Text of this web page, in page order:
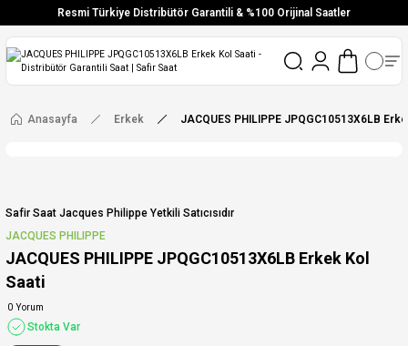
Resmi Türkiye Distribütör Garantili & %100 Orijinal Saatler
Vade Farksız 6 Taksit
Aynı Gün Stoktan Gönderim
Ücretsiz Kargo
Anasayfa Erkek JACQUES PHILIPPE JPQGC10513X6LB
Safir Saat Jacques Philippe Yetkili Satıcısıdır
JACQUES PHILIPPE
JACQUES PHILIPPE JPQGC10513X6LB Erkek Kol
Saati
0 Yorum
Stokta Var